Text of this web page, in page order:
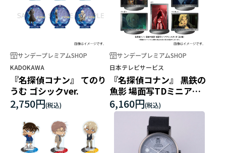
サンデープレミアムSHOP
KADOKAWA
『名探偵コナン』 てのり
うむ ゴシックver.
2,750円
サンデープレミアムSHOP
日本テレビサービス
『名探偵コナン』 黒鉄の
魚影 場面写TDミニアク
リルスタンド
6,160円